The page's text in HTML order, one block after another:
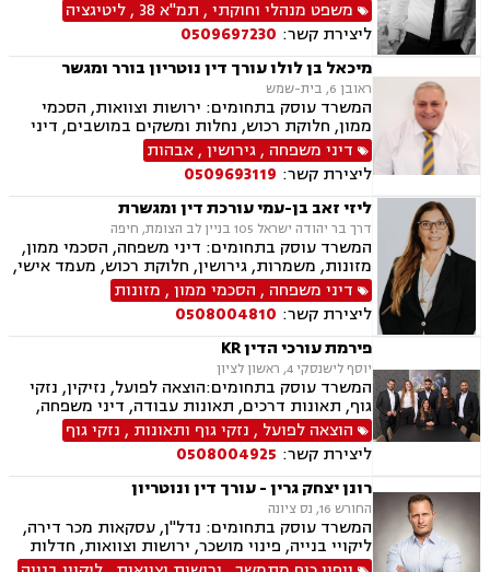
מגרשים לבניה ,נחלות ומשקים במושבים, רשות
מקרקעי ישראל, צווי הריסה, מיסוי נדל"ן, היטל
פיתוח, היטל השבחה, דיני חוזים, תביעות ייצוגיות,
ירושות וצוואות, נוטריון, דיני מכרזים והתקשרויות,
חוקתי ומנהלי, רישוי עסקים, דיני חברות, סכסוך בין
בעלי מניות, ליווי עסקי, הגבלים עסקיים, בנקים,
ערבויות ושטרות, קניין רוחני, זכויות יוצרים, דיני
בנקאות, חברות אשראי סליקה
משפט מנהלי וחוקתי, תמ"א 38 ,ליטיגציה
ליצירת קשר: 0509697230
מיכאל בן לולו עורך דין נוטריון בורר ומגשר
ראובן 6, בית-שמש
המשרד עוסק בתחומים: ירושות וצוואות, הסכמי
ממון, חלוקת רכוש, נחלות ומשקים במושבים, דיני
מקרקעין, עסקאות מכר דירה, נדל"ן, רשות מקרקעי
ישראל, דיני משפחה, גירושין, מזונות, משמורת,
אלימות במשפחה, אבהות , גישור במשפחה, אומנה,
מעמד אישי, ניכור הורי
דיני משפחה ,גירושין,אבהות
ליצירת קשר: 0509693119
ליזי זאב בן-עמי עורכת דין ומגשרת
דרך בר יהודה ישראל 105 בניין לב הצומת, חיפה
המשרד עוסק בתחומים: דיני משפחה, הסכמי ממון,
מזונות, משמרות, גירושין, חלוקת רכוש, מעמד אישי,
זמני שהות, ירושות וצוואות, מקרקעין ונדל"ן, ליקויי
בניה, עסקאות מכר דירה, דיני ספורט, ייצוג שחקנים,
התאחדות קבוצות הכדורגל פיפ"א, גישור, בוררות,
אחריות מקצועית.
דיני משפחה , הסכמי ממון, מזונות
ליצירת קשר: 0508004810
פירמת עורכי הדין KR
יוסף לישנסקי 4, ראשון לציון
המשרד עוסק בתחומים:הוצאה לפועל, נזיקין, נזקי
גוף, תאונות דרכים, תאונות עבודה, דיני משפחה,
גירושין, ירושות וצוואות, הסכמי ממון, דין משמעתי,
מקרקעין ונדל"ן, עסקאות מכר דירה, גישור עסקי,
דיני חוזים, אובדן כושר עבודה, ביטוח לאומי, דיני
חברות, דיני עמותות.
הוצאה לפועל , נזקי גוף ותאונות , נזקי גוף
ליצירת קשר: 0508004925
רונן יצחק גרין - עורך דין ונוטריון
החורש 16, נס ציונה
המשרד עוסק בתחומים: נדל"ן, עסקאות מכר דירה,
ליקויי בנייה, פינוי מושכר, ירושות וצוואות, חדלות